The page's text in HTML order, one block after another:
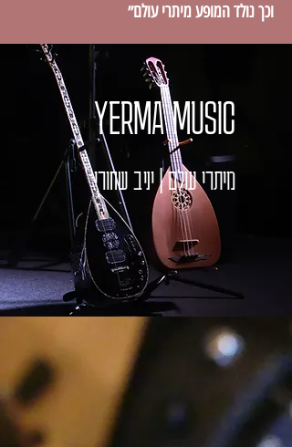
וכך נולד המופע מיתרי עולם״
YERMA MUSIC
מיתרי עולם | יניב שחורי